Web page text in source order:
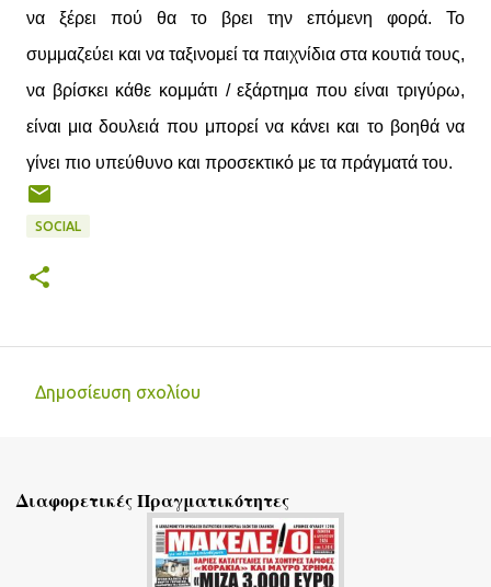
να ξέρει πού θα το βρει την επόμενη φορά. Το
συμμαζεύει και να ταξινομεί τα παιχνίδια στα κουτιά τους,
να βρίσκει κάθε κομμάτι / εξάρτημα που είναι τριγύρω,
είναι μια δουλειά που μπορεί να κάνει και το βοηθά να
γίνει πιο υπεύθυνο και προσεκτικό με τα πράγματά του.
SOCIAL
λ
Δημοσίευση σχολίου
Διαφορετικές Πραγματικότητες